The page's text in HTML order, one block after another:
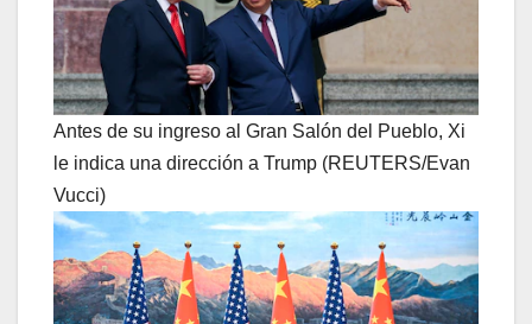
Antes de su ingreso al Gran Salón del Pueblo, Xi
le indica una dirección a Trump (REUTERS/Evan
Vucci)